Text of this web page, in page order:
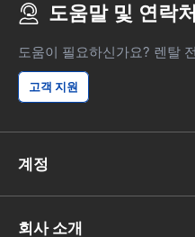
도움말 및 연락처
도움이 필요하신가요? 렌탈
고객 지원
계정
회사 소개